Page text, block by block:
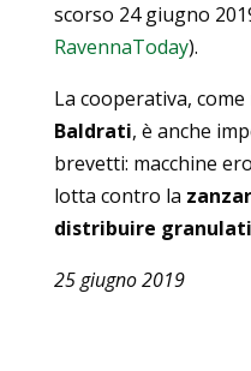
scorso 24 giugno
RavennaToday).
La cooperativa,
Baldrati, è anche
brevetti: macchine
lotta contro la
distribuire
25 giugno 2019